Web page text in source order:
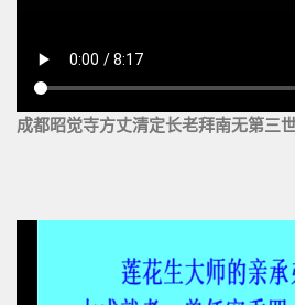
成都昭觉寺方丈清定长老拜南无第三